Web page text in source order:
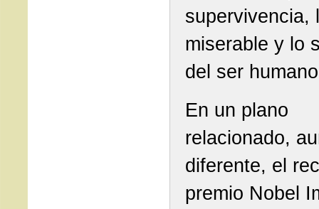
supervivencia,
miserable y lo
del ser
En un plano
relacionado,
diferente, el
premio Nobel